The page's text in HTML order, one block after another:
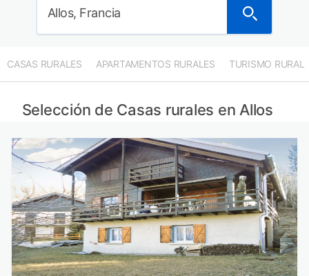
Allos, Francia
CASAS RURALES APARTAMENTOS RURALES TURISMO RURAL
Selección de Casas rurales en Allos